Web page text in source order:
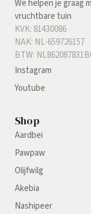
We helpen je graag
vruchtbare tuin
KVK: 81430086
NAK: NL-659726157
BTW:
Instagram
Youtube
Shop
Aardbei
Pawpaw
Olijfwilg
Akebia
Nashipeer